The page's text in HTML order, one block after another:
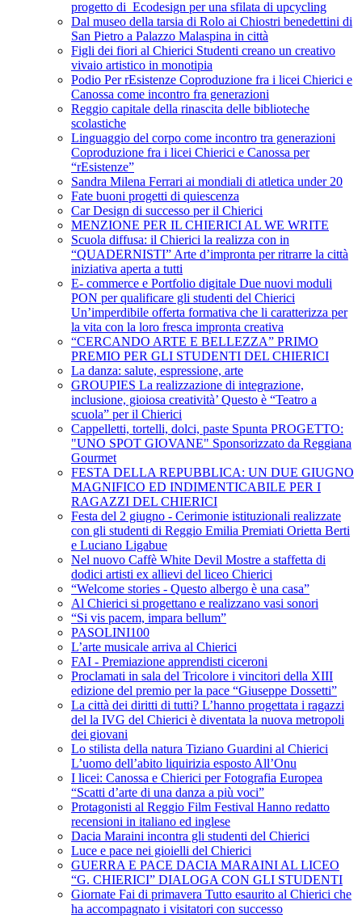
progetto di Ecodesign per una sfilata di upcycling
Dal museo della tarsia di Rolo ai Chiostri benedettini di
San Pietro a Palazzo Malaspina in città
Figli dei fiori al Chierici Studenti creano un creativo
vivaio artistico in monotipia
Podio Per rEsistenze Coproduzione fra i licei Chierici e
Canossa come incontro fra generazioni
Reggio capitale della rinascita delle biblioteche
scolastiche
Linguaggio del corpo come incontro tra generazioni
Coproduzione fra i licei Chierici e Canossa per
“rEsistenze”
Sandra Milena Ferrari ai mondiali di atletica under 20
Fate buoni progetti di quiescenza
Car Design di successo per il Chierici
MENZIONE PER IL CHIERICI AL WE WRITE
Scuola diffusa: il Chierici la realizza con in
“QUADERNISTI” Arte d’impronta per ritrarre la città
iniziativa aperta a tutti
E- commerce e Portfolio digitale Due nuovi moduli
PON per qualificare gli studenti del Chierici
Un’imperdibile offerta formativa che li caratterizza per
la vita con la loro fresca impronta creativa
“CERCANDO ARTE E BELLEZZA” PRIMO
PREMIO PER GLI STUDENTI DEL CHIERICI
La danza: salute, espressione, arte
GROUPIES La realizzazione di integrazione,
inclusione, gioiosa creatività’ Questo è “Teatro a
scuola” per il Chierici
Cappelletti, tortelli, dolci, paste Spunta PROGETTO:
"UNO SPOT GIOVANE" Sponsorizzato da Reggiana
Gourmet
FESTA DELLA REPUBBLICA: UN DUE GIUGNO
MAGNIFICO ED INDIMENTICABILE PER I
RAGAZZI DEL CHIERICI
Festa del 2 giugno - Cerimonie istituzionali realizzate
con gli studenti di Reggio Emilia Premiati Orietta Berti
e Luciano Ligabue
Nel nuovo Caffè White Devil Mostre a staffetta di
dodici artisti ex allievi del liceo Chierici
“Welcome stories - Questo albergo è una casa”
Al Chierici si progettano e realizzano vasi sonori
“Si vis pacem, impara bellum”
PASOLINI100
L’arte musicale arriva al Chierici
FAI - Premiazione apprendisti ciceroni
Proclamati in sala del Tricolore i vincitori della XIII
edizione del premio per la pace “Giuseppe Dossetti”
La città dei diritti di tutti? L’hanno progettata i ragazzi
del la IVG del Chierici è diventata la nuova metropoli
dei giovani
Lo stilista della natura Tiziano Guardini al Chierici
L’uomo dell’abito liquirizia esposto All’Onu
I licei: Canossa e Chierici per Fotografia Europea
“Scatti d’arte di una danza a più voci”
Protagonisti al Reggio Film Festival Hanno redatto
recensioni in italiano ed inglese
Dacia Maraini incontra gli studenti del Chierici
Luce e pace nei gioielli del Chierici
GUERRA E PACE DACIA MARAINI AL LICEO
“G. CHIERICI” DIALOGA CON GLI STUDENTI
Giornate Fai di primavera Tutto esaurito al Chierici che
ha accompagnato i visitatori con successo